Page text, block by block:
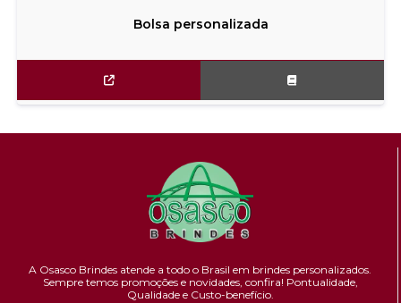
Bolsa personalizada
A Osasco Brindes atende a todo o Brasil em brindes personalizados.
Sempre temos promoções e novidades, confira! Pontualidade,
Qualidade e Custo-benefício.